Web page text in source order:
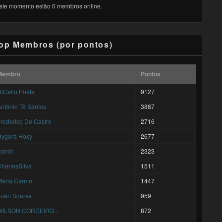
momento estão 0 membros online.
Membros (por pontos)
Pontos
Poeta
9127
Tê Santos
3887
De Castro
2716
Hoxy
2677
2323
1511
Carmo
1447
Soares
959
CORDEIRO...
872